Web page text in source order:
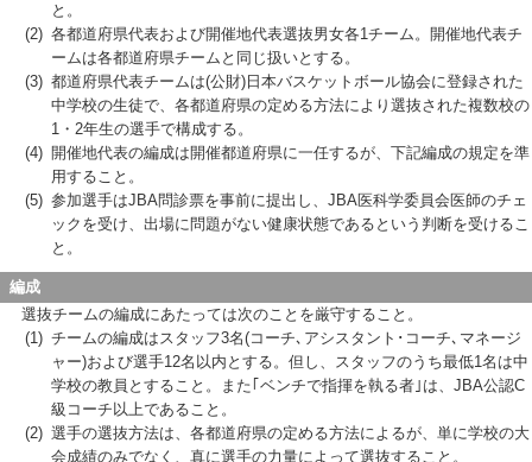
と。
(2) 各都道府県代表および開催地代表選抜男女各1チーム。開催地代表チ
ームは各都道府県チームと同じ扱いとする。
(3) 都道府県代表チームは(公財)日本バスケットボール協会に登録された
中学校の生徒で、各都道府県の定める方法により選抜された複数校の
1・2年生の選手で構成する。
(4) 開催地代表の編成は開催都道府県に一任するが、下記編成の規定を準
用すること。
(5) 参加選手はJBA問診票を事前に提出し、JBA医科学委員会医師のチェ
ックを受け、出場に問題がない健康状態であるという判断を受けるこ
と。
編成
選抜チームの編成にあたっては次のことを厳守すること。
(1) チームの編成はスタッフ3名(コーチ､アシスタント･コーチ､マネージ
ャー)および選手12名以内とする。但し、スタッフのうち最低1名は中
学校の教員とすること。また｢ベンチで指揮を執る者｣は、JBA公認C
級コーチ以上であること。
(2) 選手の選抜方法は、各都道府県の定める方法によるが、単に学校の大
会成績のみでなく、真に選手の力量によって選抜すること。